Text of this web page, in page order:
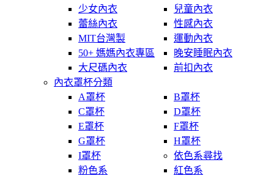
少女內衣
兒童內衣
蕾絲內衣
性感內衣
MIT台灣製
運動內衣
50+ 媽媽內衣專區
晚安睡眠內衣
大尺碼內衣
前扣內衣
內衣罩杯分類
A罩杯
B罩杯
C罩杯
D罩杯
E罩杯
F罩杯
G罩杯
H罩杯
I罩杯
依色系尋找
粉色系
紅色系